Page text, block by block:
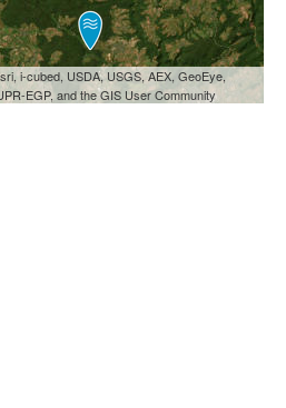
i-cubed, USDA, USGS, AEX, GeoEye,
EGP, and the GIS User Community